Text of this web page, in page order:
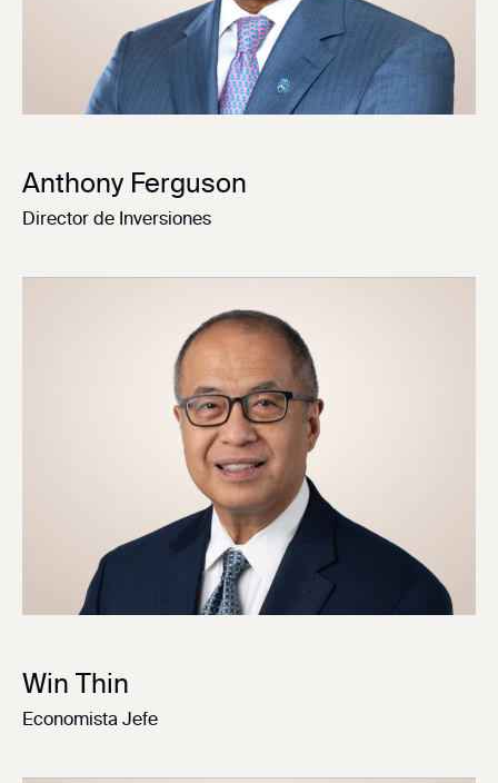
Anthony Ferguson
Director de Inversiones
Win Thin
Economista Jefe